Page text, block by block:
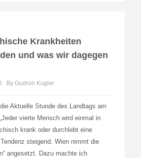
Krankheiten
und was wir dagegen
By Gudrun Kugler
Aktuelle Stunde des Landtags am
vierte Mensch wird einmal in
krank oder durchlebt eine
steigend. Wien nimmt die
angesetzt. Dazu machte ich